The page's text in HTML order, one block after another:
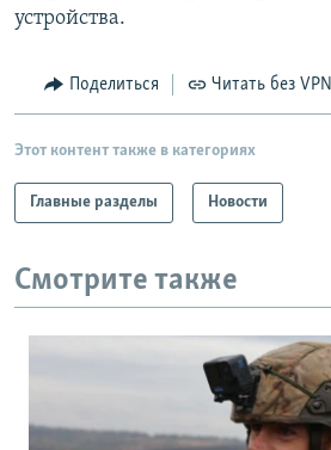
СОЦИАЛЬНЫЕ СЕТИ
Все сайты РСЕ/РС
устройства.
Поделиться Читать без VPN
Этот контент также в категориях
Главные разделы Новости
Смотрите также